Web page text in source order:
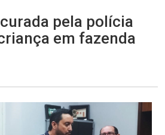
pela polícia
em fazenda